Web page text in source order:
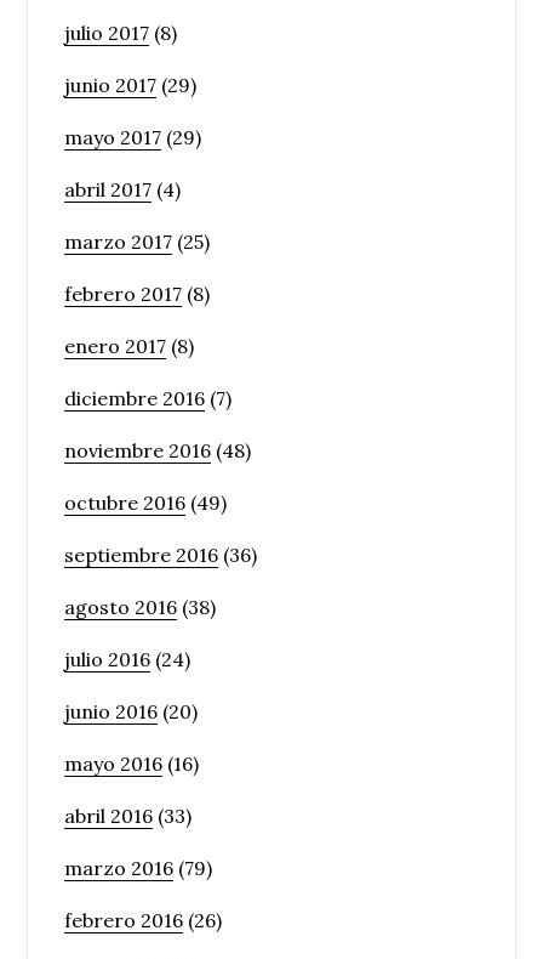
julio 2017 (8)
junio 2017 (29)
mayo 2017 (29)
abril 2017 (4)
marzo 2017 (25)
febrero 2017 (8)
enero 2017 (8)
diciembre 2016 (7)
noviembre 2016 (48)
octubre 2016 (49)
septiembre 2016 (36)
agosto 2016 (38)
julio 2016 (24)
junio 2016 (20)
mayo 2016 (16)
abril 2016 (33)
marzo 2016 (79)
febrero 2016 (26)